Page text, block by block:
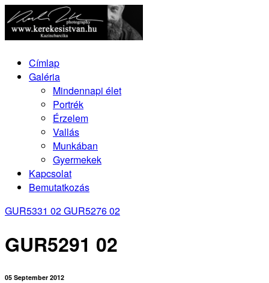
Címlap
Galéria
Mindennapi élet
Portrék
Érzelem
Vallás
Munkában
Gyermekek
Kapcsolat
Bemutatkozás
GUR5331 02GUR5276 02
GUR5291 02
05 September 2012